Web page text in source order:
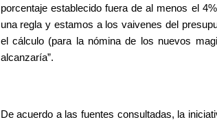
porcentaje establecido fuera de al menos el
una regla y estamos a los vaivenes del
el cálculo (para la nómina de los nuevos
alcanzaría”.
De acuerdo a las fuentes consultadas, la